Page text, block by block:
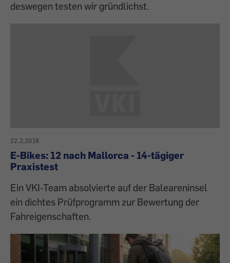
deswegen testen wir gründlichst.
22.2.2018
E-Bikes: 12 nach Mallorca - 14-tägiger
Praxistest
Ein VKI-Team absolvierte auf der Baleareninsel
ein dichtes Prüfprogramm zur Bewertung der
Fahreigenschaften.